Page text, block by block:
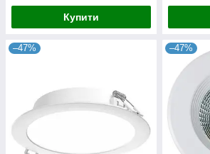
Купити
–47% –47%